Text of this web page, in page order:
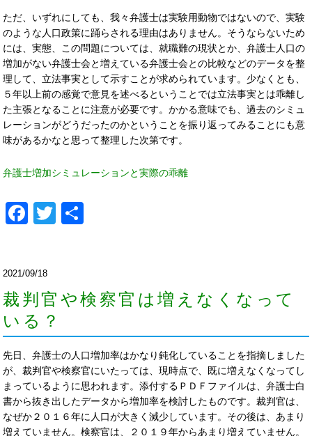
ただ、いずれにしても、我々弁護士は実験用動物ではないので、実験
のような人口政策に踊らされる理由はありません。そうならないため
には、実態、この問題については、就職難の現状とか、弁護士人口の
増加がない弁護士会と増えている弁護士会との比較などのデータを整
理して、立法事実として示すことが求められています。少なくとも、
５年以上前の感覚で意見を述べるということでは立法事実とは乖離し
た主張となることに注意が必要です。かかる意味でも、過去のシミュ
レーションがどうだったのかということを振り返ってみることにも意
味があるかなと思って整理した次第です。
弁護士増加シミュレーションと実際の乖離
Facebook
Twitter
2021/09/18
裁判官や検察官は増えなくなって
いる？
先日、弁護士の人口増加率はかなり鈍化していることを指摘しました
が、裁判官や検察官にいたっては、現時点で、既に増えなくなってし
まっているように思われます。添付するＰＤＦファイルは、弁護士白
書から抜き出したデータから増加率を検討したものです。裁判官は、
なぜか２０１６年に人口が大きく減少しています。その後は、あまり
増えていません。検察官は、２０１９年からあまり増えていません。